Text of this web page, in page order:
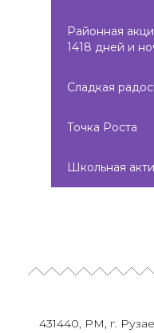
Районная
1418 дней и
Сладкая
Точка Роста
Школьная
431440, РМ, г.